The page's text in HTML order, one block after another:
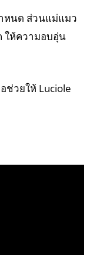
หนด ส่วนแม่แมว
ให้ความอบอุ่น
ช่วยให้ Luciole